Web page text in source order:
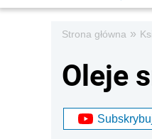
Strona główna »
Oleje